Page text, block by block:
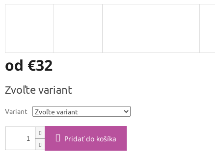
od €32
cena:
Zvoľte variant
Variant
Pridať do košíka